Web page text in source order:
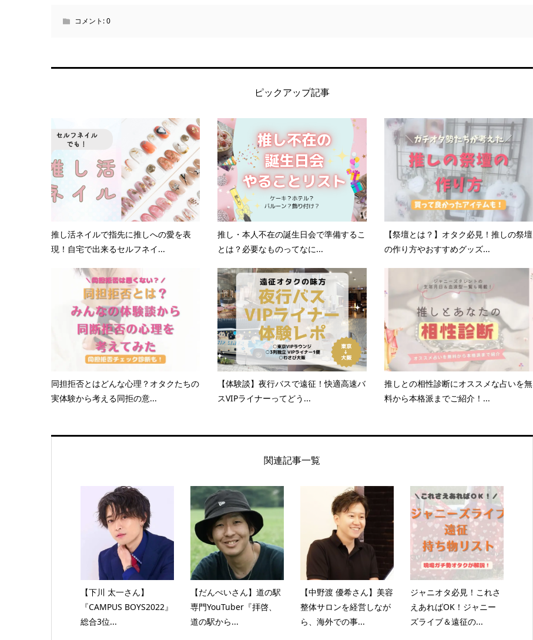
コメント:0
ピックアップ記事
推し活ネイルで指先に推しへの愛を表
現！自宅で出来るセルフネイ...
推し・本人不在の誕生日会で準備するこ
とは？必要なものってなに...
【祭壇とは？】オタク必見！推しの祭壇
の作り方やおすすめグッズ...
同担拒否とはどんな心理？オタクたちの
実体験から考える同拒の意...
【体験談】夜行バスで遠征！快適高速バ
スVIPライナーってどう...
推しとの相性診断にオススメな占いを無
料から本格派までご紹介！...
関連記事一覧
【下川 太一さん】
『CAMPUS BOYS2022』
総合3位...
【だんぺいさん】道の駅
専門YouTuber『拝啓、
道の駅から...
【中野渡 優希さん】美容
整体サロンを経営しなが
ら、海外での事...
ジャニオタ必見！これさ
えあればOK！ジャニー
ズライブ＆遠征の...